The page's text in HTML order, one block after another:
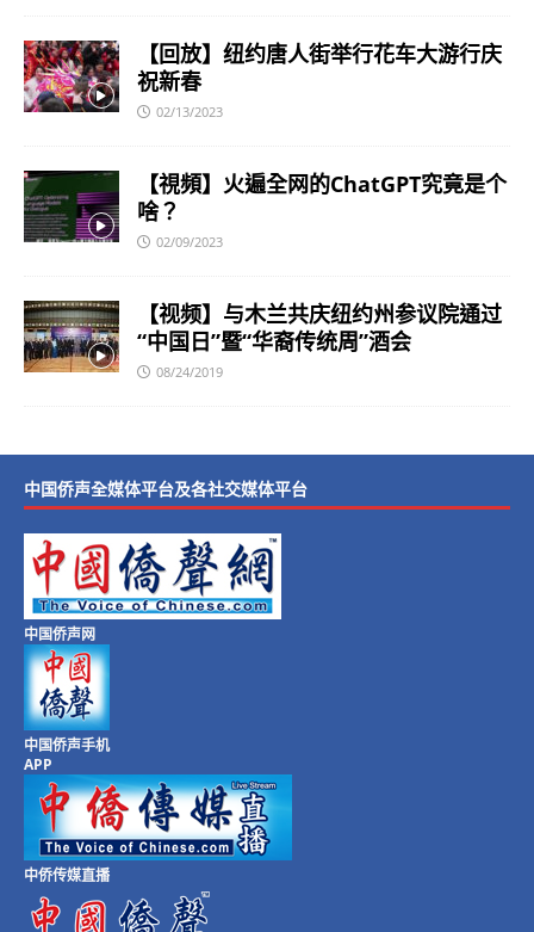
【回放】纽约唐人街举行花车大游行庆
祝新春
02/13/2023
【視頻】火遍全网的ChatGPT究竟是个
啥？
02/09/2023
【视频】与木兰共庆纽约州参议院通过
“中国日”暨“华裔传统周”酒会
08/24/2019
中国侨声全媒体平台及各社交媒体平台
中国侨声网
中国侨声手机
APP
中侨传媒直播